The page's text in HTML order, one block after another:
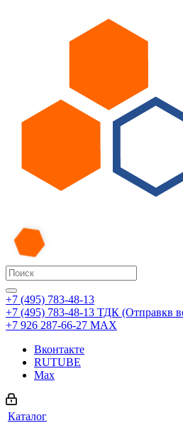
+7 (495) 783-48-13
+7 (495) 783-48-13 ТДК (Отправкв
+7 926 287-66-27 МАХ
Вконтакте
RUTUBE
Max
Каталог